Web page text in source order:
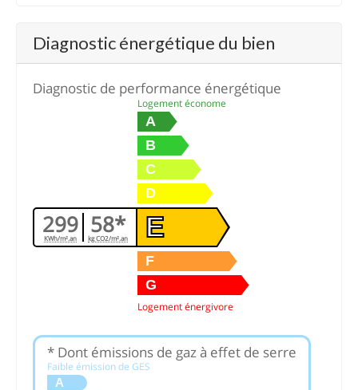
Diagnostic énergétique du bien
Diagnostic de performance énergétique
299
KWh/m².an 58*
kg CO2/m².an
Logement économe
A
B
C
D
E
F
G
Logement énergivore
* Dont émissions de gaz à effet de serre
Faible émission de GES
A